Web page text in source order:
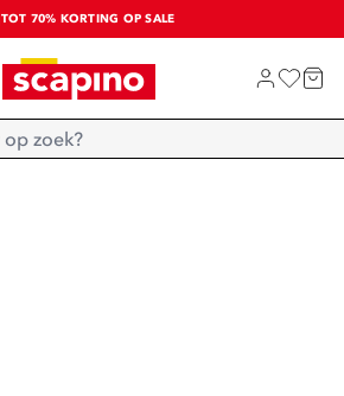
TOT 70% KORTING OP SALE
SALE: LAATSTE KANS!
SHOP NIEUW
Home